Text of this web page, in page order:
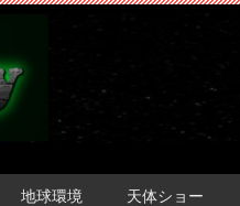
地球環境 天体ショー